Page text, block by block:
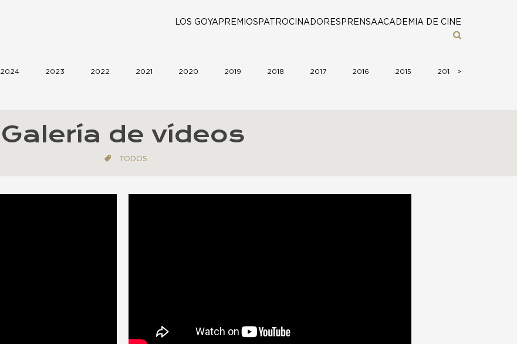
LOS GOYA PREMIOS PATROCINADORES PRENSAACADEMIA DE CINE
2024 2023 2022 2021 2020 2019 2018 2017 2016 2015 2014 >
Galería de vídeos
TODOS